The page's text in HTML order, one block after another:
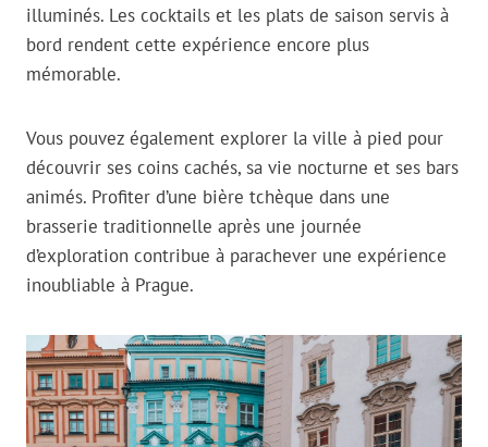
illuminés. Les cocktails et les plats de saison servis à
bord rendent cette expérience encore plus
mémorable.
Vous pouvez également explorer la ville à pied pour
découvrir ses coins cachés, sa vie nocturne et ses bars
animés. Profiter d’une bière tchèque dans une
brasserie traditionnelle après une journée
d’exploration contribue à parachever une expérience
inoubliable à Prague.